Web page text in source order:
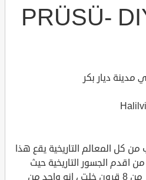
PRÜSÜ-
مدينة ديار بكر
كل المعالم التاريخية يقع هذا
اقدم الجسور التاريخية حيث
يعود تاريخ انشائها الى اكثر من 8 قرون خلت ، انه واحد من